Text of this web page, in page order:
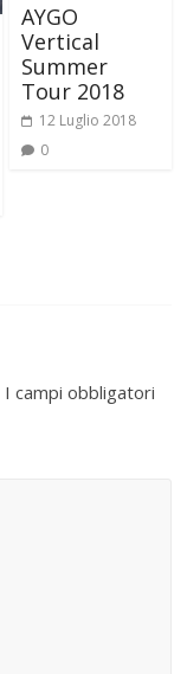
AYGO
Vertical
Summer
Tour 2018
12 Luglio 2018
0
I campi obbligatori